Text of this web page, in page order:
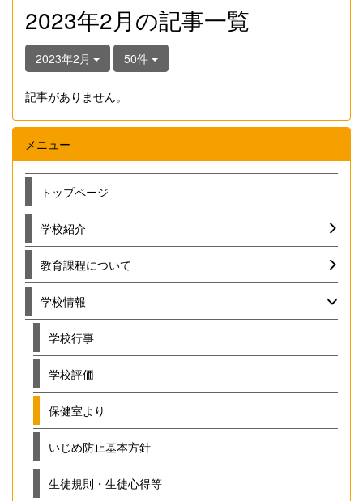
2023年2月の記事一覧
2023年2月 50件
記事がありません。
メニュー
トップページ
学校紹介
教育課程について
学校情報
学校行事
学校評価
保健室より
いじめ防止基本方針
生徒規則・生徒心得等